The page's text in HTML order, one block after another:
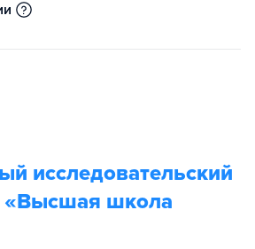
исследовательский
«Высшая школа